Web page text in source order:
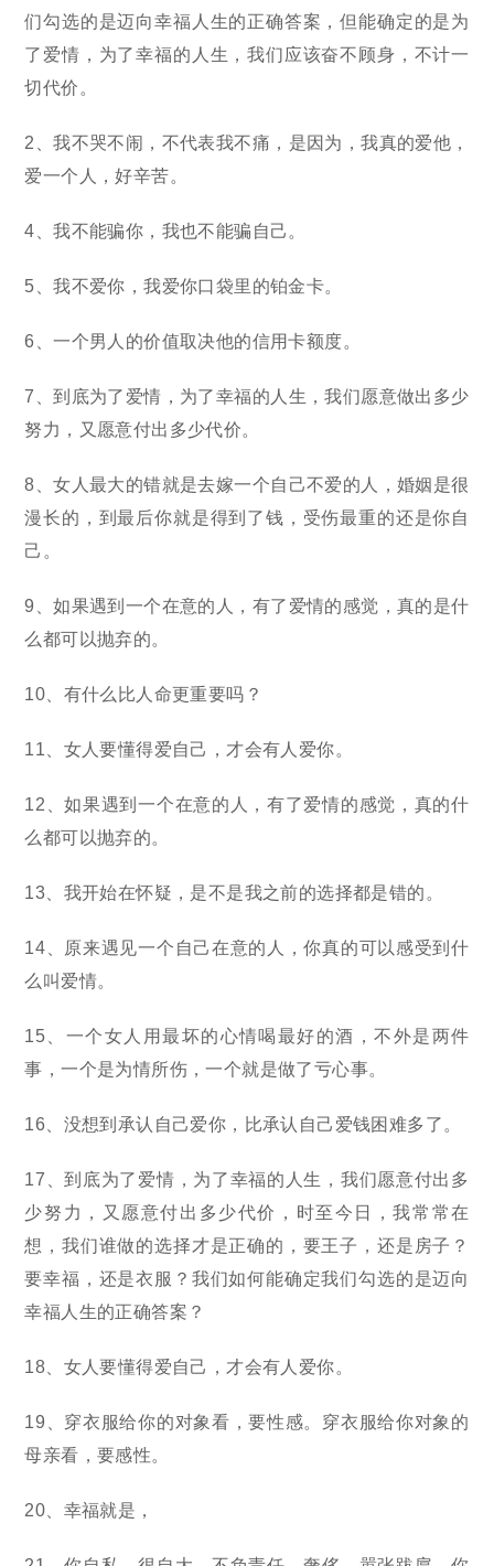
们勾选的是迈向幸福人生的正确答案，但能确定的是为
了爱情，为了幸福的人生，我们应该奋不顾身，不计一
切代价。
2、我不哭不闹，不代表我不痛，是因为，我真的爱他，
爱一个人，好辛苦。
4、我不能骗你，我也不能骗自己。
5、我不爱你，我爱你口袋里的铂金卡。
6、一个男人的价值取决他的信用卡额度。
7、到底为了爱情，为了幸福的人生，我们愿意做出多少
努力，又愿意付出多少代价。
8、女人最大的错就是去嫁一个自己不爱的人，婚姻是很
漫长的，到最后你就是得到了钱，受伤最重的还是你自
己。
9、如果遇到一个在意的人，有了爱情的感觉，真的是什
么都可以抛弃的。
10、有什么比人命更重要吗？
11、女人要懂得爱自己，才会有人爱你。
12、如果遇到一个在意的人，有了爱情的感觉，真的什
么都可以抛弃的。
13、我开始在怀疑，是不是我之前的选择都是错的。
14、原来遇见一个自己在意的人，你真的可以感受到什
么叫爱情。
15、一个女人用最坏的心情喝最好的酒，不外是两件
事，一个是为情所伤，一个就是做了亏心事。
16、没想到承认自己爱你，比承认自己爱钱困难多了。
17、到底为了爱情，为了幸福的人生，我们愿意付出多
少努力，又愿意付出多少代价，时至今日，我常常在
想，我们谁做的选择才是正确的，要王子，还是房子？
要幸福，还是衣服？我们如何能确定我们勾选的是迈向
幸福人生的正确答案？
18、女人要懂得爱自己，才会有人爱你。
19、穿衣服给你的对象看，要性感。穿衣服给你对象的
母亲看，要感性。
20、幸福就是，